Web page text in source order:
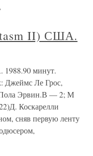
II) США.
минут.
Джеймс Ле Грос,
Пола Эрвин.В — 2; М
Коскарелли
сняв первую ленту